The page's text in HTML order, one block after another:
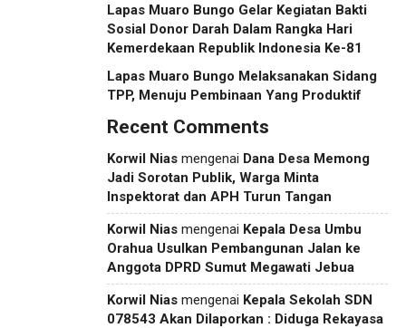
Lapas Muaro Bungo Gelar Kegiatan Bakti
Sosial Donor Darah Dalam Rangka Hari
Kemerdekaan Republik Indonesia Ke-81
Lapas Muaro Bungo Melaksanakan Sidang
TPP, Menuju Pembinaan Yang Produktif
Recent Comments
Korwil Nias mengenai Dana Desa Memong
Jadi Sorotan Publik, Warga Minta
Inspektorat dan APH Turun Tangan
Korwil Nias mengenai Kepala Desa Umbu
Orahua Usulkan Pembangunan Jalan ke
Anggota DPRD Sumut Megawati Jebua
Korwil Nias mengenai Kepala Sekolah SDN
078543 Akan Dilaporkan : Diduga Rekayasa